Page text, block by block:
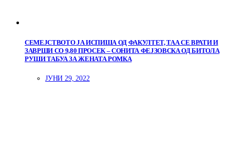
СЕМЕЈСТВОТО ЈА ИСПИША ОД ФАКУЛТЕТ, ТАА СЕ ВРАТИ И
ЗАВРШИ СО 9,80 ПРОСЕК – СОНИТА ФЕЈЗОВСКА ОД БИТОЛА
РУШИ ТАБУА ЗА ЖЕНАТА РОМКА
ЈУНИ 29, 2022